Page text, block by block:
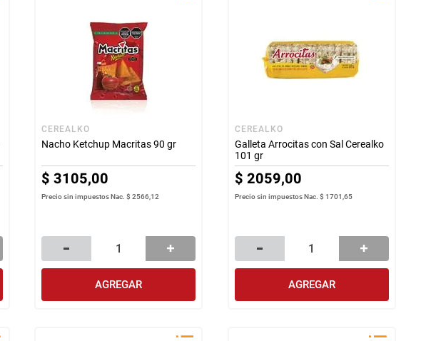
CEREALKO
Nacho Ketchup Macritas 90 gr
$ 3105,00
Precio sin impuestos Nac.$ 2566,12
AGREGAR
CEREALKO
Galleta Arrocitas con Sal Cerealko
101 gr
$ 2059,00
Precio sin impuestos Nac. $ 1701,65
AGREGAR